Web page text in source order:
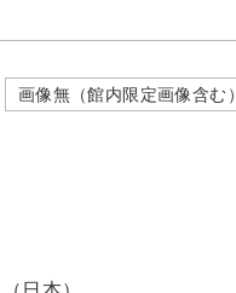
画像無（館内限定画像含む）